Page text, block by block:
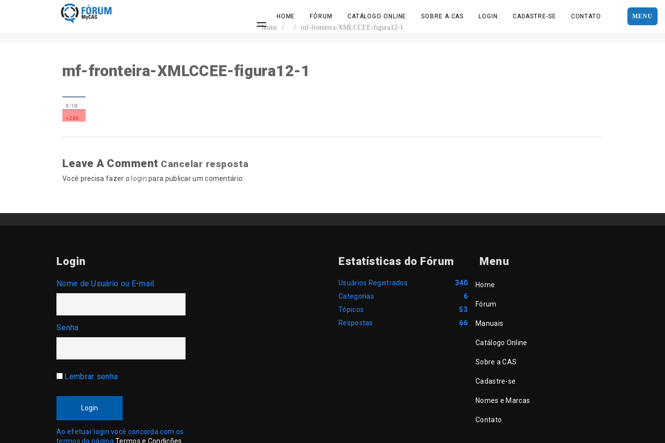
MENU
HOME FÓRUM CATÁLOGO ONLINE SOBRE A CAS LOGIN CADASTRE-SE CONTATO
home / / mf-fronteira-XMLCCEE-figura12-1
mf-fronteira-XMLCCEE-figura12-1
Leave A Comment Cancelar resposta
Você precisa fazer o login para publicar um comentário.
Login
Nome de Usuário ou E-mail
Senha
Lembrar senha
Login
Ao efetuar login você concorda com os
termos da páginaTermos e Condições
Estatísticas do Fórum
Usuários Registrados
340
Categorias
6
Tópicos
53
Respostas
66
Menu
Home
Fórum
Manuais
Catálogo Online
Sobre a CAS
Cadastre-se
Nomes e Marcas
Contato